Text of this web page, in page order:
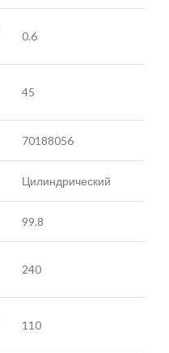
0.6
45
70188056
Цилиндрический
99.8
240
110